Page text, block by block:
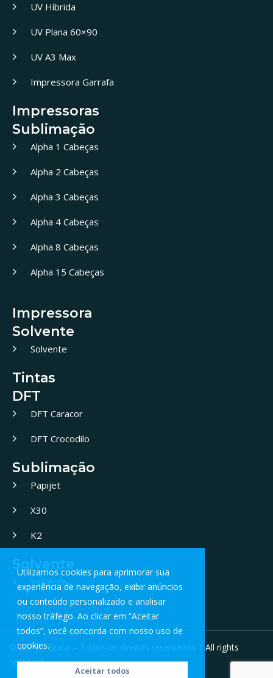
Utilizamos cookies para aprimorar sua
experiência de navegação, exibir anúncios
ou conteúdo personalizado e analisar
nosso tráfego. Ao clicar em “Aceitar
todos”, você concorda com nosso uso de
cookies.
Aceitar todos
UV Híbrida
UV Plana 60×90
UV A3 Max
Impressora Garrafa
Impressoras
Sublimação
Alpha 1 Cabeças
Alpha 2 Cabeças
Alpha 3 Cabeças
Alpha 4 Cabeças
Alpha 8 Cabeças
Alpha 15 Cabeças
Impressora
Solvente
Solvente
Tintas
DFT
DFT Caracor
DFT Crocodilo
Sublimação
Papijet
X30
K2
Solvente
Solvente
MENU
© BM do Brasil – Todos os direitos reservados | All rights
reserved.